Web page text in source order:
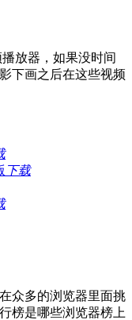
放器，如果没时间
下画之后在这些视频
下载
众多的浏览器里面挑
榜是哪些浏览器榜上